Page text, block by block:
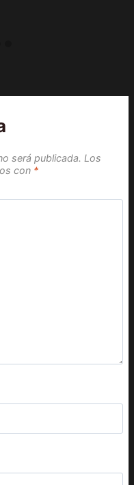
será publicada. Los
con *